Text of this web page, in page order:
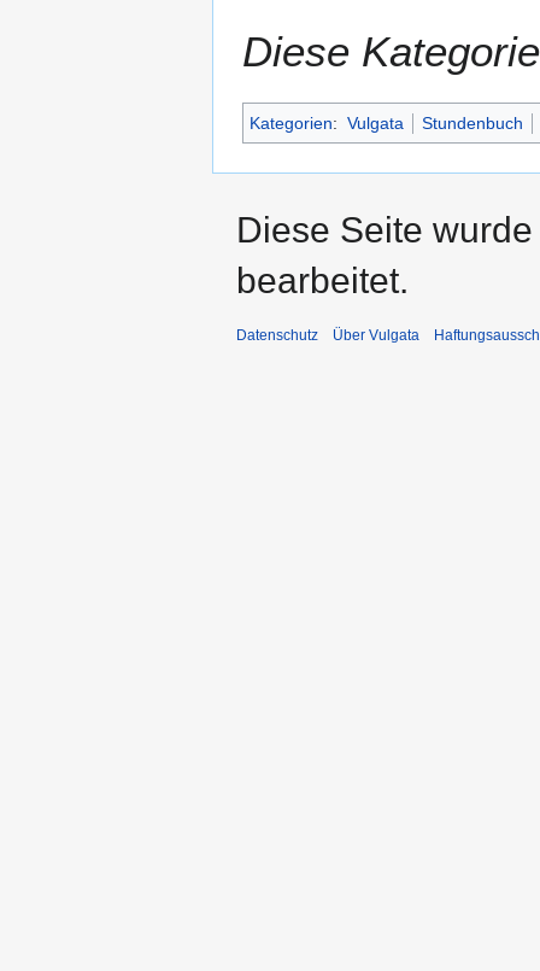
Diese
Kategorien: Vulgata Stundenbuch
Diese Seite
bearbeitet.
Datenschutz Über Vulgata